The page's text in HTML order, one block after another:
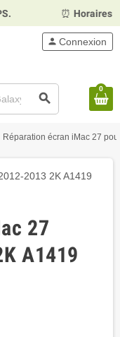
Horaires :Mardi,
search
person Connexion
0
Réparation écran iMac 27
27
A1419